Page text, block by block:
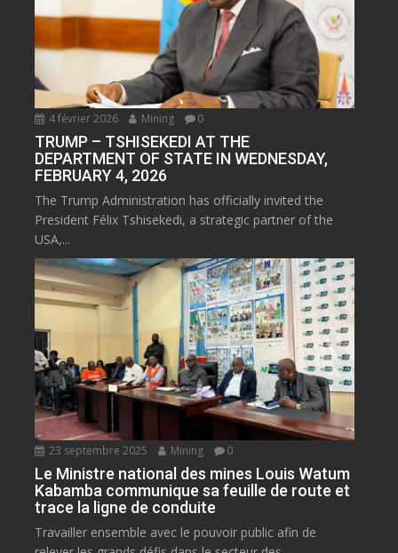
4 février 2026 Mining 0
TRUMP – TSHISEKEDI AT THE
DEPARTMENT OF STATE IN WEDNESDAY,
FEBRUARY 4, 2026
The Trump Administration has officially invited the
President Félix Tshisekedi, a strategic partner of the
USA,...
23 septembre 2025 Mining 0
Le Ministre national des mines Louis Watum
Kabamba communique sa feuille de route et
trace la ligne de conduite
Travailler ensemble avec le pouvoir public afin de